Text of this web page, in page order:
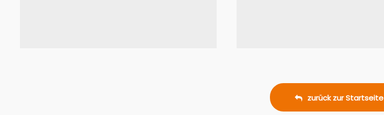
zurück zur Startseite